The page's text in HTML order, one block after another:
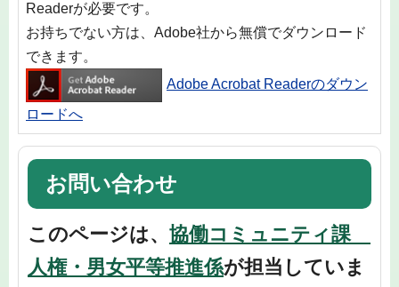
Readerが必要です。
お持ちでない方は、Adobe社から無償でダウンロード
できます。
Adobe Acrobat Readerのダウン
ロードへ
お問い合わせ
このページは、 協働コミュニティ課
人権・男女平等推進係が担当していま